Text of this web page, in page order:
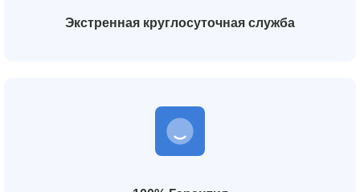
Экстренная круглосуточная служба